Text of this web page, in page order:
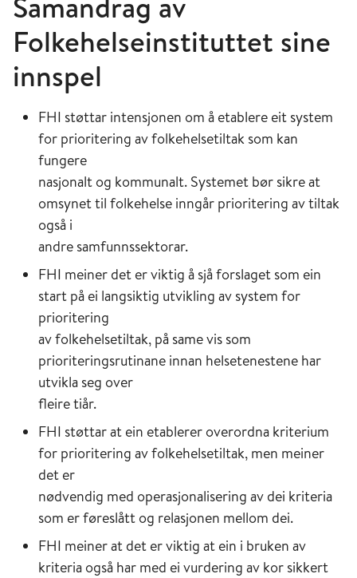
Folkehelseinstituttet sine
innspel
FHI støttar intensjonen om å etablere eit system
for prioritering av folkehelsetiltak som kan
fungere
nasjonalt og kommunalt. Systemet bør sikre at
omsynet til folkehelse inngår prioritering av tiltak
også i
andre samfunnssektorar.
FHI meiner det er viktig å sjå forslaget som ein
start på ei langsiktig utvikling av system for
prioritering
av folkehelsetiltak, på same vis som
prioriteringsrutinane innan helsetenestene har
utvikla seg over
fleire tiår.
FHI støttar at ein etablerer overordna kriterium
for prioritering av folkehelsetiltak, men meiner
det er
nødvendig med operasjonalisering av dei kriteria
som er føreslått og relasjonen mellom dei.
FHI meiner at det er viktig at ein i bruken av
kriteria også har med ei vurdering av kor sikkert